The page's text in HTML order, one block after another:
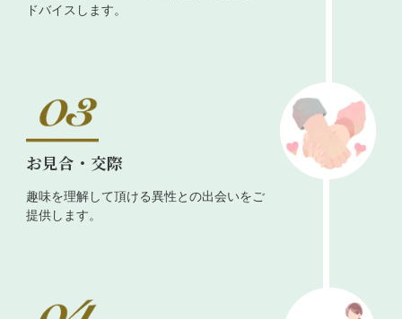
ドバイスします。
お見合・交際
趣味を理解して頂ける異性との出会いをご
提供します。